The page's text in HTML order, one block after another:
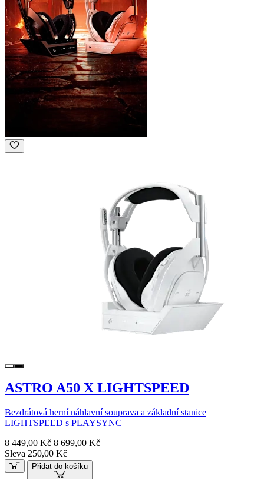
ASTRO A50 X LIGHTSPEED
Bezdrátová herní náhlavní souprava a základní stanice
LIGHTSPEED s PLAYSYNC
8 449,00 Kč 8 699,00 Kč
Sleva 250,00 Kč
Přidat do košíku